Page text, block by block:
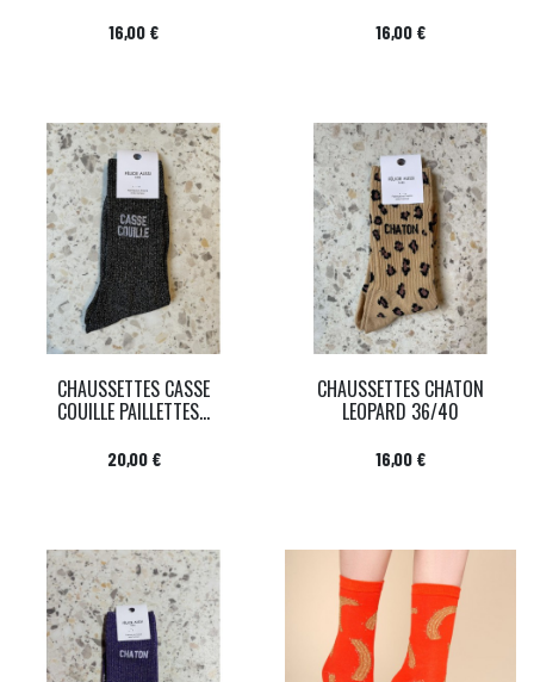
Prix
16,00 € Prix
16,00 €
CHAUSSETTES CASSE
COUILLE PAILLETTES...
Prix
20,00 €
CHAUSSETTES CHATON
LEOPARD 36/40
Prix
16,00 €